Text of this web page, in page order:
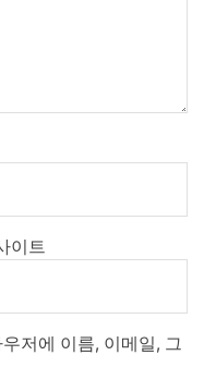
이트
저에 이름, 이메일, 그